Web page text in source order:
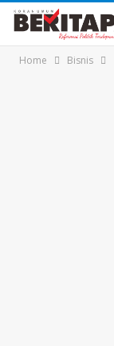
Home Bisnis